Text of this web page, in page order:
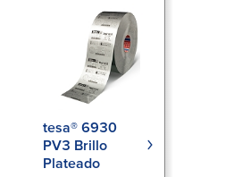
tesa® 6930
PV3 Brillo
Plateado